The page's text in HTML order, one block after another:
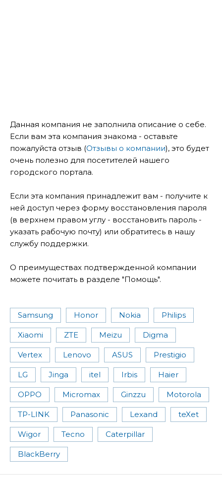
Данная компания не заполнила описание о себе.
Если вам эта компания знакома - оставьте
пожалуйста отзыв (Отзывы о компании), это будет
очень полезно для посетителей нашего
городского портала.
Если эта компания принадлежит вам - получите к
ней доступ через форму восстановления пароля
(в верхнем правом углу - восстановить пароль -
указать рабочую почту) или обратитесь в нашу
службу поддержки.
О преимуществах подтвержденной компании
можете почитать в разделе "Помощь".
Samsung Honor Nokia Philips
Xiaomi ZTE Meizu Digma
Vertex Lenovo ASUS Prestigio
LG Jinga itel Irbis Haier
OPPO Micromax Ginzzu Motorola
TP-LINK Panasonic Lexand teXet
Wigor Tecno Caterpillar
BlackBerry